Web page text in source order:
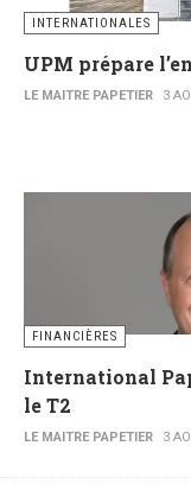
INTERNATIONALES
UPM prépare
LE MAITRE PAPETIER 3
FINANCIÈRES
International
le T2
LE MAITRE PAPETIER 3